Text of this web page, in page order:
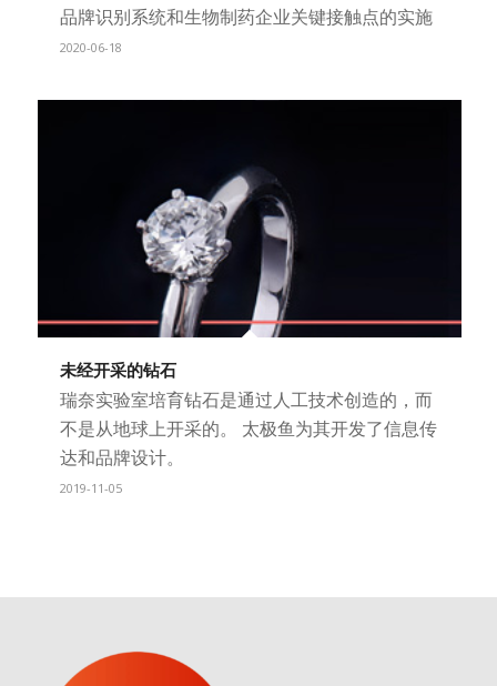
品牌识别系统和生物制药企业关键接触点的实施
2020-06-18
未经开采的钻石
瑞奈实验室培育钻石是通过人工技术创造的，而
不是从地球上开采的。 太极鱼为其开发了信息传
达和品牌设计。
2019-11-05